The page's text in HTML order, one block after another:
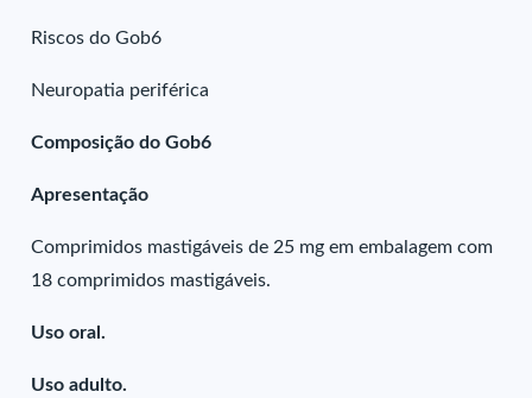
Riscos do Gob6
Neuropatia periférica
Composição do Gob6
Apresentação
Comprimidos mastigáveis de 25 mg em embalagem com
18 comprimidos mastigáveis.
Uso oral.
Uso adulto.